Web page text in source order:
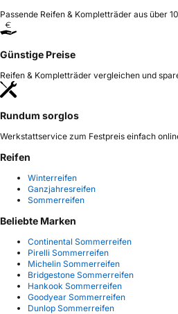
Passende Reifen & Kompletträder aus über
Günstige Preise
Reifen & Kompletträder vergleichen und
Rundum sorglos
Werkstattservice zum Festpreis einfach
Reifen
Winterreifen
Ganzjahresreifen
Sommerreifen
Beliebte Marken
Continental Sommerreifen
Pirelli Sommerreifen
Michelin Sommerreifen
Bridgestone Sommerreifen
Hankook Sommerreifen
Goodyear Sommerreifen
Dunlop Sommerreifen